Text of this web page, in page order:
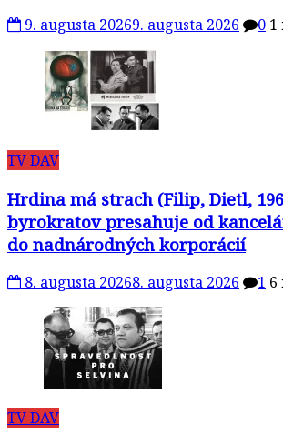
9. augusta 20269. augusta 2026 0 1
TV DAV
Hrdina má strach (Filip, Dietl,
byrokratov presahuje od
do nadnárodných korporácií
8. augusta 20268. augusta 2026 1 6
TV DAV